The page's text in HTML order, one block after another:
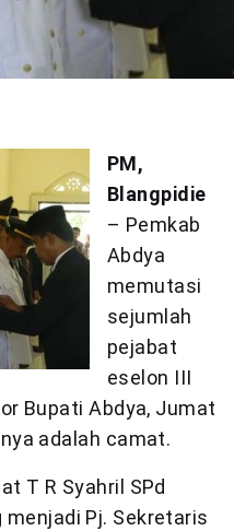
PM,
Blangpidie
– Pemkab
Abdya
memutasi
sejumlah
pejabat
eselon III
Bupati Abdya, Jumat
adalah camat.
T R Syahril SPd
Pj. Sekretaris